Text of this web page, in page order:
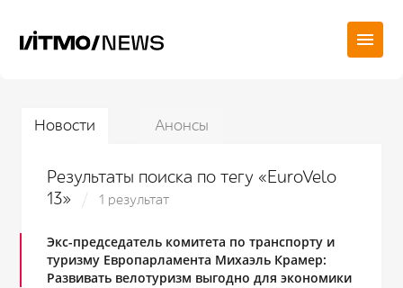
Новости Анонсы
Результаты поиска по тегу «EuroVelo
13»
1 результат
Экс-председатель комитета по транспорту и
туризму Европарламента Михаэль Крамер:
Развивать велотуризм выгодно для экономики